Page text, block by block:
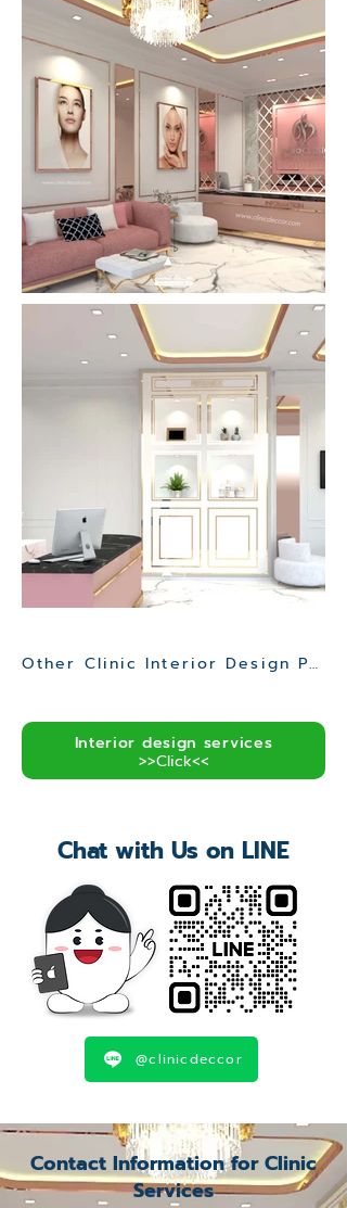
Other Clinic Interior Design Project>>
Interior design services
>>Click<<
Chat with Us on LINE
@clinicdeccor
Contact Information for Clinic
Services